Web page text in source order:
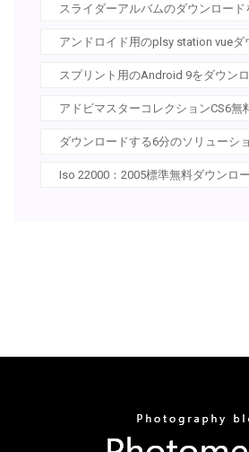
スライダーアルバムのダウンロード
アンドロイド用のplsy station vueダ
スプリント用のAndroid 9をダウン
アドビマスターコレクションCS6無
ダウンロードする6分のソリューシ
Iso 22000：2005標準無料ダウンロ